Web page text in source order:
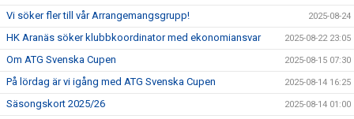
Vi söker fler till vår Arrangemangsgrupp! 2025-08-24
HK Aranäs söker klubbkoordinator med ekonomiansvar 2025-08-22 23:05
Om ATG Svenska Cupen 2025-08-15 07:30
På lördag är vi igång med ATG Svenska Cupen 2025-08-14 16:25
Säsongskort 2025/26 2025-08-14 01:00